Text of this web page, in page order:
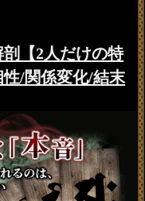
【2人だけの特
/関係変化/結末